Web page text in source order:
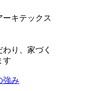
ーキテックス
り、家づく
す
強み